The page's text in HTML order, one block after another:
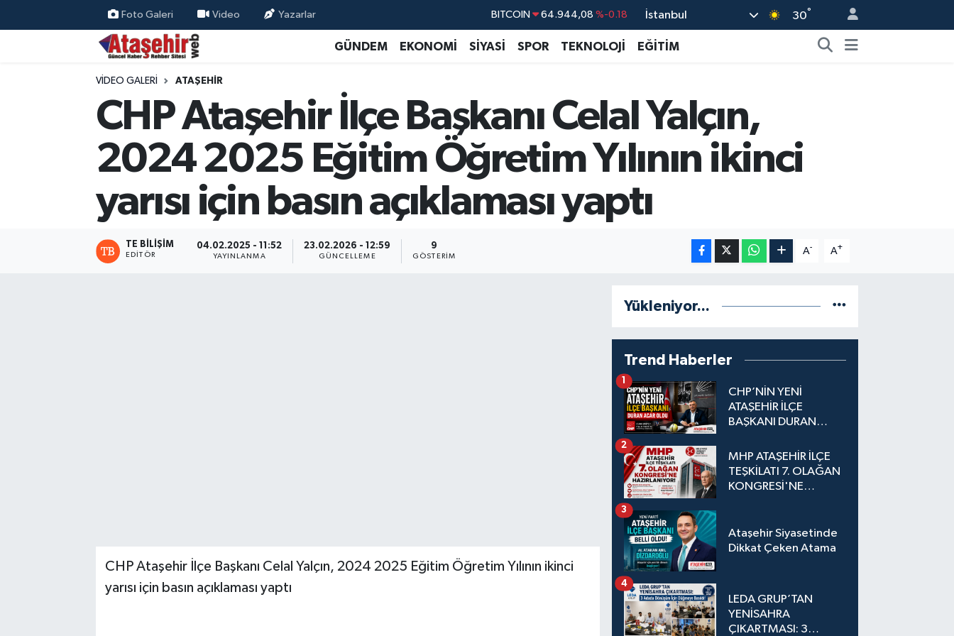
Foto Galeri Video Yazarlar BITCOIN 64.944,08 %-0.18
DOLAR 47,7436 %0.18
GRAM ALTIN 6660.55 %0.03
BİST100 13.779 %-14
İstanbul 30°
GÜNDEM EKONOMİ SİYASİ SPOR TEKNOLOJİ EĞİTİM
VIDEO GALERI ATAŞEHIR
CHP Ataşehir İlçe Başkanı Celal Yalçın,
2024 2025 Eğitim Öğretim Yılının ikinci
yarısı için basın açıklaması yaptı
TE BILIŞIM
EDITÖR
04.02.2025 - 11:52
YAYINLANMA
23.02.2026 - 12:59
GÜNCELLEME
9
GÖSTERIM
A- A+
CHP Ataşehir İlçe Başkanı Celal Yalçın, 2024 2025 Eğitim Öğretim Yılının ikinci
yarısı için basın açıklaması yaptı
Yükleniyor...
Trend Haberler
CHP’NİN YENİ
ATAŞEHİR İLÇE
BAŞKANI DURAN
1
MHP ATAŞEHİR İLÇE
TEŞKİLATI 7. OLAĞAN
KONGRESİ'NE
2
Ataşehir Siyasetinde
Dikkat Çeken Atama
3
LEDA GRUP’TAN
YENİSAHRA
ÇIKARTMASI: 3
4
Hava Durumu
Süper Lig Puan Durumu ve Fikstür
Tüm Manşetler
Son Dakika Haberleri